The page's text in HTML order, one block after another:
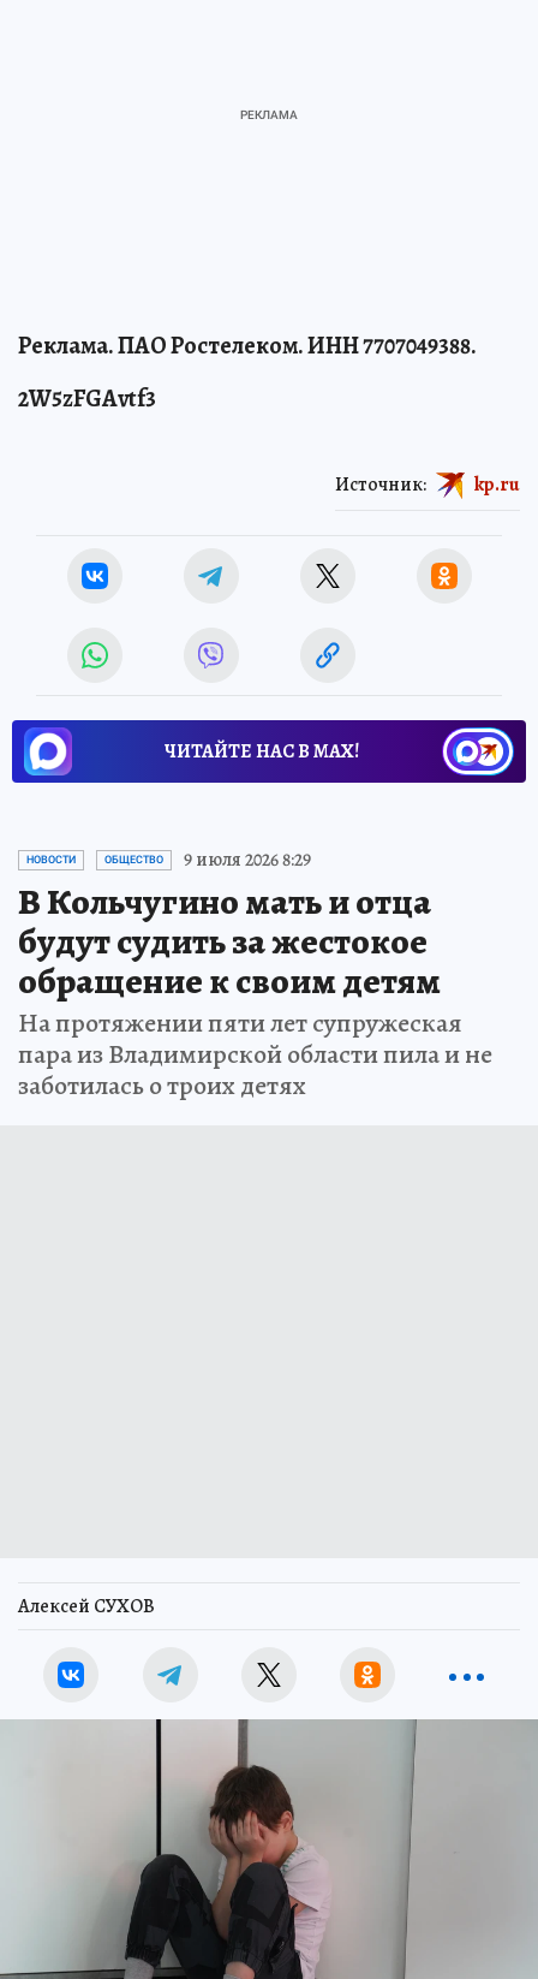
Реклама. ПАО Ростелеком. ИНН 7707049388.
2W5zFGAvtf3
Источник: kp.ru
ЧИТАЙТЕ НАС В МАХ!
НОВОСТИ ОБЩЕСТВО 9 июля 2026 8:29
В Кольчугино мать и отца
будут судить за жестокое
обращение к своим детям
На протяжении пяти лет супружеская
пара из Владимирской области пила и не
заботилась о троих детях
Алексей СУХОВ